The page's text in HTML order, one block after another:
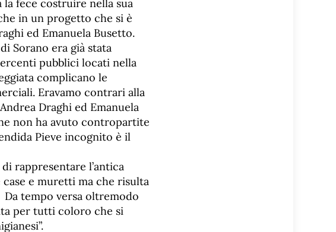
la fece costruire nella sua
in un progetto che si è
ed Emanuela Busetto.
Sorano era già stata
pubblici locati nella
complicano le
Eravamo contrari alla
Draghi ed Emanuela
non ha avuto contropartite
Pieve incognito è il
rappresentare l’antica
e muretti ma che risulta
Da tempo versa oltremodo
per tutti coloro che si